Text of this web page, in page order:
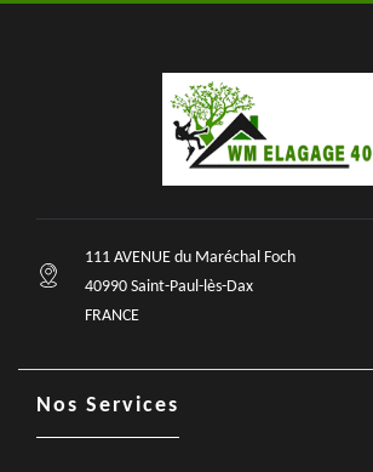
111 AVENUE du Maréchal Foch
40990 Saint-Paul-lès-Dax
FRANCE
Nos Services